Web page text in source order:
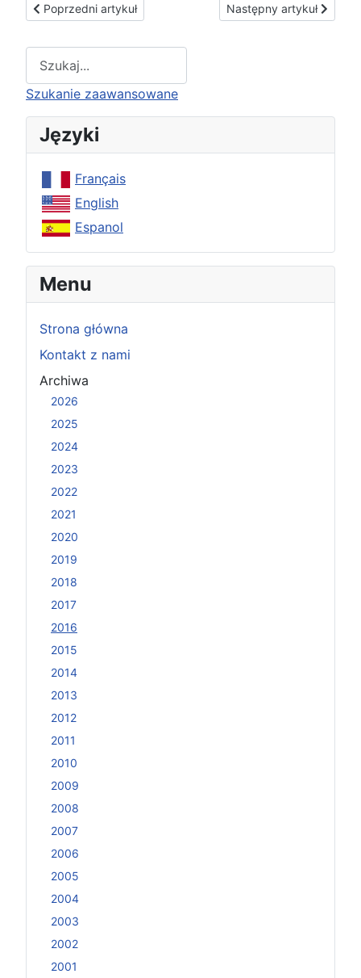
Poprzedni artykuł: UCHWAŁA SENATU RZECZYPOSPOLITEJ
Poprzedni artykuł Następny artykuł:
Następny artykuł
Type 2 or more characters for results.
Szukanie zaawansowane
Języki
Français
English
Espanol
Menu
Strona główna
Kontakt z nami
Archiwa
2026
2025
2024
2023
2022
2021
2020
2019
2018
2017
2016
2015
2014
2013
2012
2011
2010
2009
2008
2007
2006
2005
2004
2003
2002
2001